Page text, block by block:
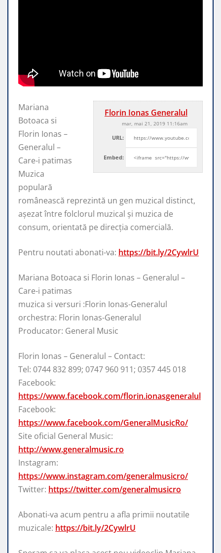
Florin Ionas Generalul
mar, mai 21, 2019 11:16am
URL:
Embed:
Mariana
Botoaca si
Florin Ionas –
Generalul –
Care-i patimas
Muzica
populară
românească reprezintă un gen muzical distinct,
așezat între folclorul muzical și muzica de
consum, orientată pe direcția comercială.
Pentru noutati abonati-va: https://bit.ly/2CywlrU
Mariana Botoaca si Florin Ionas – Generalul –
Care-i patimas
muzica si versuri :Florin Ionas-Generalul
orchestra: Florin Ionas-Generalul
Producator: General Music
Florin Ionas – Generalul – Contact:
Tel: 0744 832 899; 0747 960 911; 0357 445 018
Facebook:
https://www.facebook.com/florin.ionasgeneralul
Facebook:
https://www.facebook.com/GeneralMusicRo/
Site oficial General Music:
http://www.generalmusic.ro
Instagram:
https://www.instagram.com/generalmusicro/
Twitter: https://twitter.com/generalmusicro
Abonati-va acum pentru a afla primii noutatile
muzicale: https://bit.ly/2CywlrU